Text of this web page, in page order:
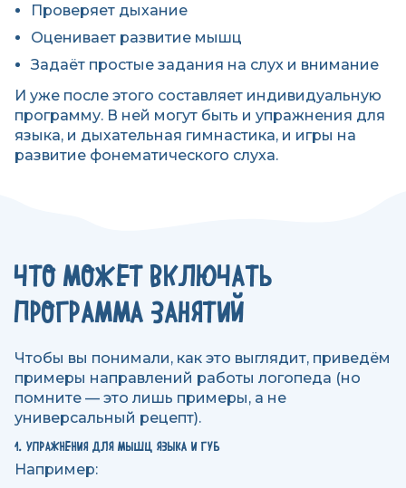
Проверяет дыхание
Оценивает развитие мышц
Задаёт простые задания на слух и внимание
И уже после этого составляет индивидуальную
программу. В ней могут быть и упражнения для
языка, и дыхательная гимнастика, и игры на
развитие фонематического слуха.
ЧТО МОЖЕТ ВКЛЮЧАТЬ
ПРОГРАММА ЗАНЯТИЙ
Чтобы вы понимали, как это выглядит, приведём
примеры направлений работы логопеда (но
помните — это лишь примеры, а не
универсальный рецепт).
1. УПРАЖНЕНИЯ ДЛЯ МЫШЦ ЯЗЫКА И ГУБ
Например: